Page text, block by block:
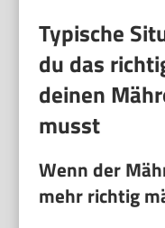
Typische
du das
deinen
musst
Wenn der
mehr richtig